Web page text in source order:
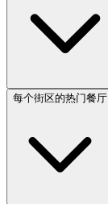
每个街区的热门餐厅